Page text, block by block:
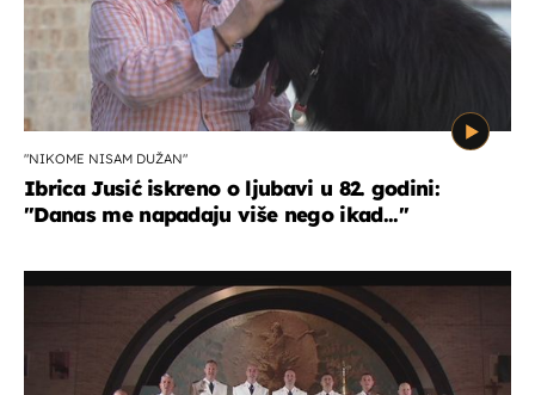
"NIKOME NISAM DUŽAN"
Ibrica Jusić iskreno o ljubavi u 82. godini:
"Danas me napadaju više nego ikad..."